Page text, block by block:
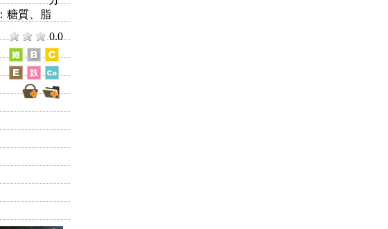
0.0
糖質、脂